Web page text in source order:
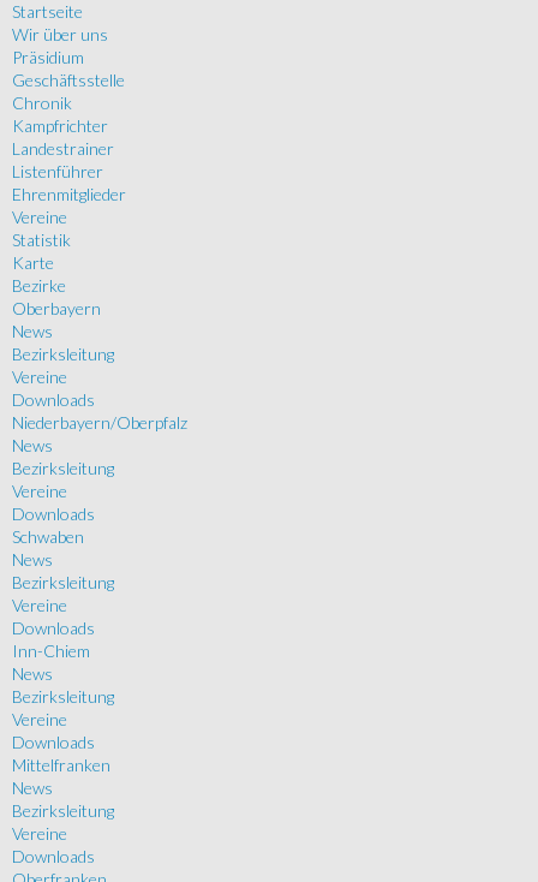
Startseite
Wir über uns
Präsidium
Geschäftsstelle
Chronik
Kampfrichter
Landestrainer
Listenführer
Ehrenmitglieder
Vereine
Statistik
Karte
Bezirke
Oberbayern
News
Bezirksleitung
Vereine
Downloads
Niederbayern/Oberpfalz
News
Bezirksleitung
Vereine
Downloads
Schwaben
News
Bezirksleitung
Vereine
Downloads
Inn-Chiem
News
Bezirksleitung
Vereine
Downloads
Mittelfranken
News
Bezirksleitung
Vereine
Downloads